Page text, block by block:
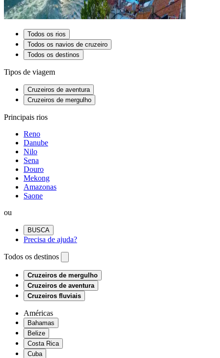
Todos os rios
Todos os navios de cruzeiro
Todos os destinos
Tipos de viagem
Cruzeiros de aventura
Cruzeiros de mergulho
Principais rios
Reno
Danube
Nilo
Sena
Douro
Mekong
Amazonas
Saone
ou
BUSCA
Precisa de ajuda?
Todos os destinos
Cruzeiros de mergulho
Cruzeiros de aventura
Cruzeiros fluviais
Américas
Bahamas
Belize
Costa Rica
Cuba